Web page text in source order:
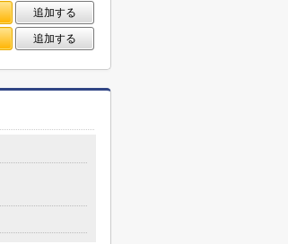
追加する
追加する